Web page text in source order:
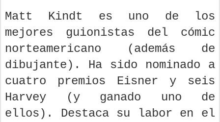
Matt Kindt es uno de los
mejores guionistas del cómic
norteamericano (además de
dibujante). Ha sido nominado a
cuatro premios Eisner y seis
Harvey (y ganado uno de
ellos). Destaca su labor en el